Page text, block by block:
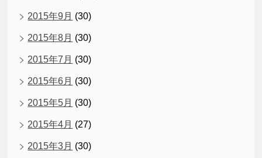
2015年9月 (30)
2015年8月 (30)
2015年7月 (30)
2015年6月 (30)
2015年5月 (30)
2015年4月 (27)
2015年3月 (30)